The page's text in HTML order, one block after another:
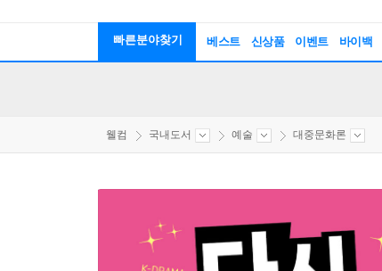
빠른분야찾기 베스트 신상품 이벤트 바이백
웰컴 국내도서 예술 대중문화론